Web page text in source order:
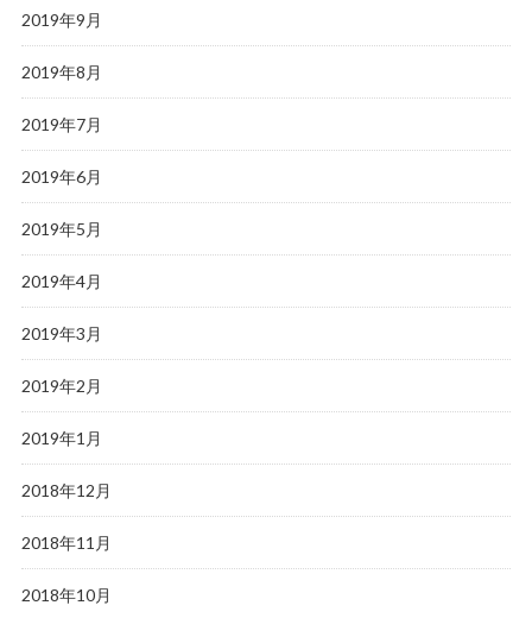
2019年9月
2019年8月
2019年7月
2019年6月
2019年5月
2019年4月
2019年3月
2019年2月
2019年1月
2018年12月
2018年11月
2018年10月